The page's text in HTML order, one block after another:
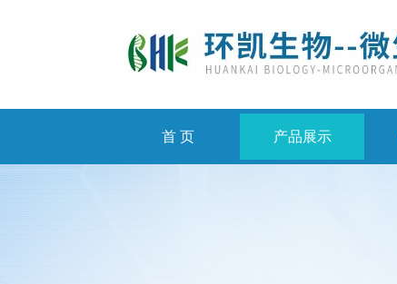
首 页 产品展示